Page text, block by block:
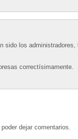
sido los
correctísimamente.
dejar comentarios.